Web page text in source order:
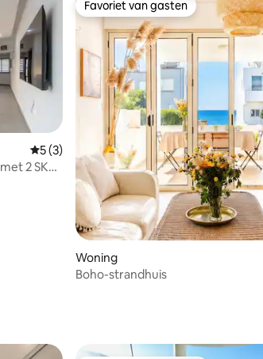
Gemiddelde beoordeling van 5 uit 5, 3
5 (3)
2 SK
Favoriet van gasten
Favoriet van gasten
Woning
Boho-strandhuis